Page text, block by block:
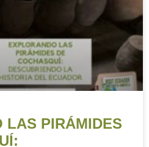
LAS PIRÁMIDES